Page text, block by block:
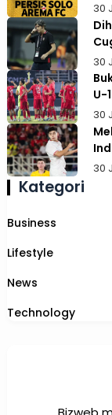
30
30
U-
30
30
Kategori
Business
Lifestyle
News
Technology